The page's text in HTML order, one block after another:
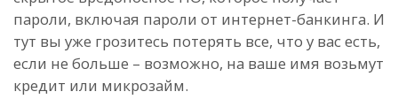
пароли, включая пароли от интернет-банкинга. И
тут вы уже грозитесь потерять все, что у вас есть,
если не больше – возможно, на ваше имя возьмут
кредит или микрозайм.